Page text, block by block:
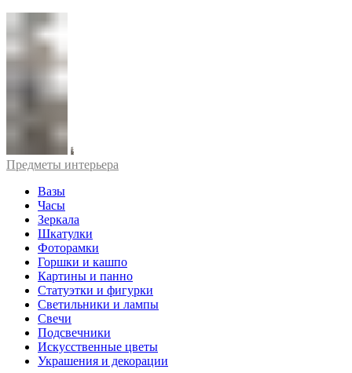
Предметы интерьера
Вазы
Часы
Зеркала
Шкатулки
Фоторамки
Горшки и кашпо
Картины и панно
Статуэтки и фигурки
Светильники и лампы
Свечи
Подсвечники
Искусственные цветы
Украшения и декорации